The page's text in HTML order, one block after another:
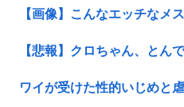
【画像】こんなエッチなメ
【悲報】クロちゃん、とん
ワイが受けた性的いじめと